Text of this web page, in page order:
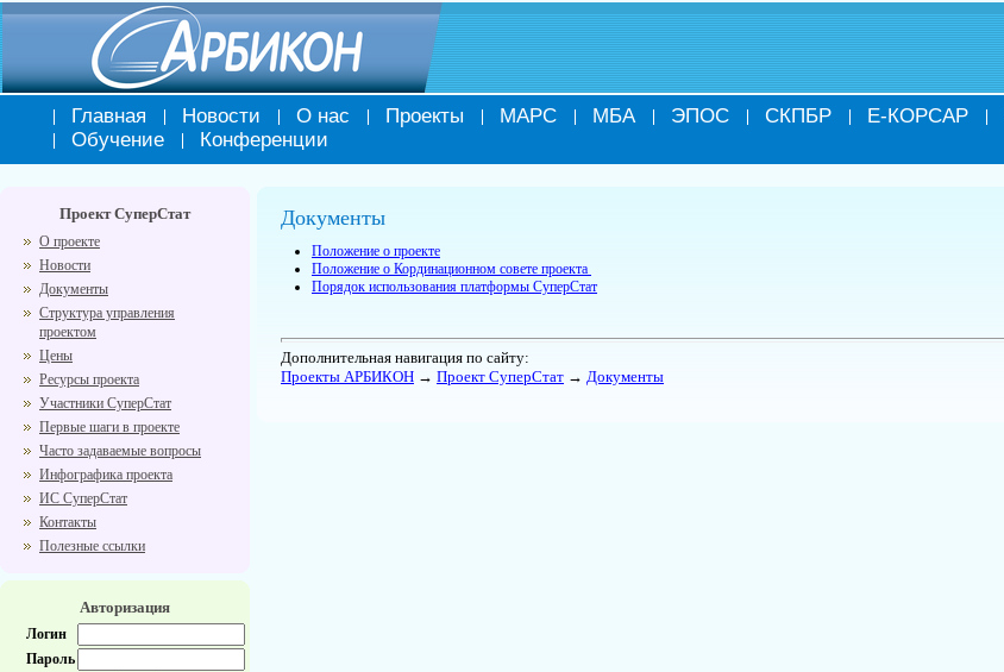
Главная Новости О нас Проекты МАРС МБА ЭПОС СКПБР Е-КОРСАР
Обучение
Конференции
Проект СуперСтат
О проекте
Новости
Документы
Структура управления
проектом
Цены
Ресурсы проекта
Участники СуперСтат
Первые шаги в проекте
Часто задаваемые вопросы
Инфографика проекта
ИС СуперСтат
Контакты
Полезные ссылки
Авторизация
Логин
Пароль
Документы
Положение о проекте
Положение о Кординационном совете проекта
Порядок использования платформы СуперСтат
Дополнительная навигация по сайту:
Проекты АРБИКОН → Проект СуперСтат → Документы